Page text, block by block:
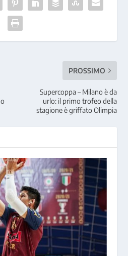
PROSSIMO
Supercoppa – Milano è da
urlo: il primo trofeo della
stagione è griffato Olimpia